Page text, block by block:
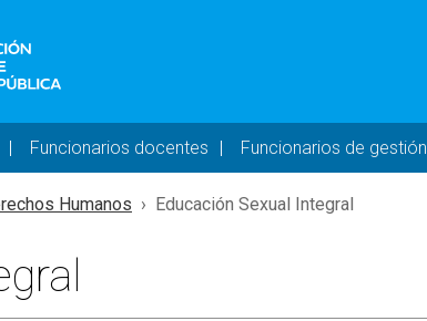
- DESKTOP
Funcionarios docentes Funcionarios de gestión
Humanos Educación Sexual Integral